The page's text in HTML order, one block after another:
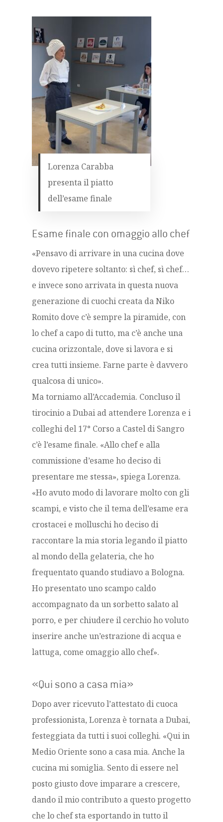
Lorenza Carabba
presenta il piatto
dell’esame finale
Esame finale con omaggio allo chef
«Pensavo di arrivare in una cucina dove
dovevo ripetere soltanto: sì chef, sì chef…
e invece sono arrivata in questa nuova
generazione di cuochi creata da Niko
Romito dove c’è sempre la piramide, con
lo chef a capo di tutto, ma c’è anche una
cucina orizzontale, dove si lavora e si
crea tutti insieme. Farne parte è davvero
qualcosa di unico».
Ma torniamo all’Accademia. Concluso il
tirocinio a Dubai ad attendere Lorenza e i
colleghi del 17° Corso a Castel di Sangro
c’è l’esame finale. «Allo chef e alla
commissione d’esame ho deciso di
presentare me stessa», spiega Lorenza.
«Ho avuto modo di lavorare molto con gli
scampi, e visto che il tema dell’esame era
crostacei e molluschi ho deciso di
raccontare la mia storia legando il piatto
al mondo della gelateria, che ho
frequentato quando studiavo a Bologna.
Ho presentato uno scampo caldo
accompagnato da un sorbetto salato al
porro, e per chiudere il cerchio ho voluto
inserire anche un’estrazione di acqua e
lattuga, come omaggio allo chef».
«Qui sono a casa mia»
Dopo aver ricevuto l’attestato di cuoca
professionista, Lorenza è tornata a Dubai,
festeggiata da tutti i suoi colleghi. «Qui in
Medio Oriente sono a casa mia. Anche la
cucina mi somiglia. Sento di essere nel
posto giusto dove imparare a crescere,
dando il mio contributo a questo progetto
che lo chef sta esportando in tutto il